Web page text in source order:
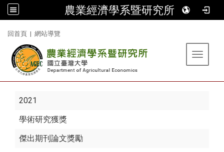
農業經濟學系暨研究所
回首頁 | 網站導覽
Toggle
2021
學術研究獲獎
傑出期刊論文獎勵